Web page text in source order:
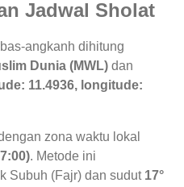
Jadwal Sholat
angkanh dihitung
Dunia (MWL) dan
11.4936, longitude:
zona waktu lokal
. Metode ini
Subuh (Fajr) dan sudut 17°